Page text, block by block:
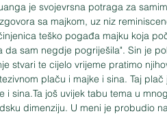
sa majkom, uz niz
teško pogađa majku koja
sam negdje pogriješila". Sin je
stvari te cijelo vrijeme pratimo
plaču i majke i sina. Taj plač
sina.Ta još uvijek tabu tema u
dimenziju. U meni je probudio